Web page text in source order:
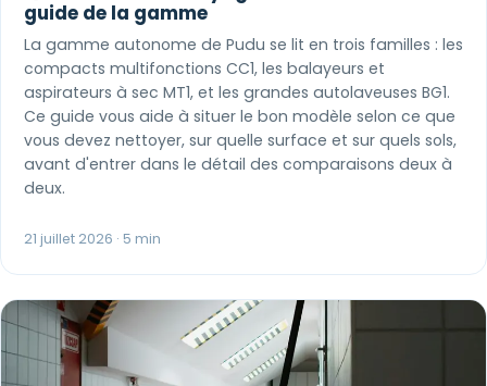
guide de la gamme
La gamme autonome de Pudu se lit en trois familles : les
compacts multifonctions CC1, les balayeurs et
aspirateurs à sec MT1, et les grandes autolaveuses BG1.
Ce guide vous aide à situer le bon modèle selon ce que
vous devez nettoyer, sur quelle surface et sur quels sols,
avant d'entrer dans le détail des comparaisons deux à
deux.
21 juillet 2026 · 5 min